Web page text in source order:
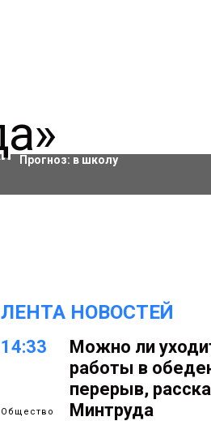
Актировки
Прогноз: в школу
ЛЕНТА НОВОСТЕЙ
14:33
Общество
Можно ли
работы в
перерыв,
Минтруда